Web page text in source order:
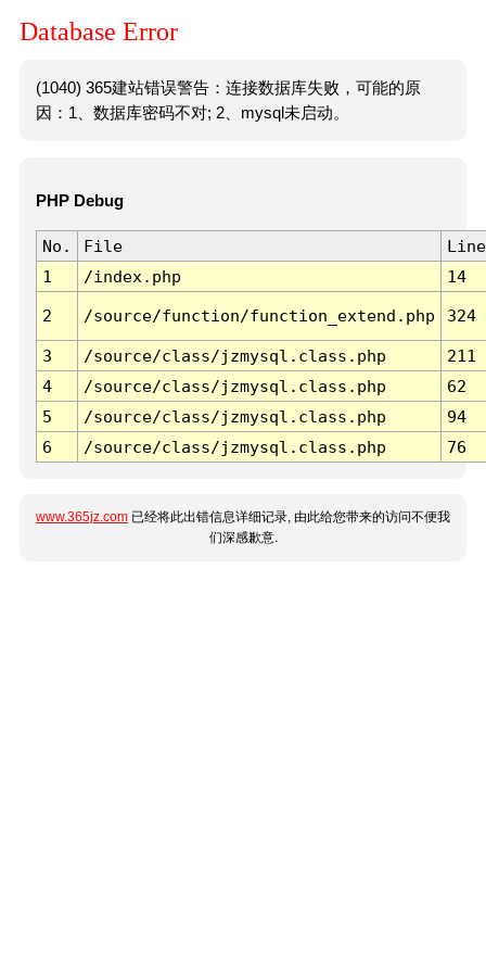
Database Error
(1040) 365建站错误警告：连接数据库失败，可能的原
因：1、数据库密码不对; 2、mysql未启动。
PHP Debug
No. File
Line
1
/index.php 14
2 /source/function/function_extend.php 324
3 /source/class/jzmysql.class.php
211
4
/source/class/jzmysql.class.php
62
5
/source/class/jzmysql.class.php
94
6
/source/class/jzmysql.class.php 76
www.365jz.com 已经将此出错信息详细记录, 由此给您带来的访问不便我
们深感歉意.